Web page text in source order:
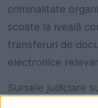
criminalitate
scoate la iveală
transferuri de
electronice
Sursele judiciare
încearcă acum